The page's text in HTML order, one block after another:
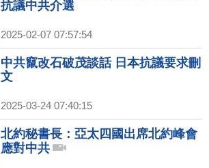
抗議中共介選
2025-02-07 07:57:54
中共竄改石破茂談話 日本抗議要求刪
文
2025-03-24 07:40:15
北約秘書長：亞太四國出席北約峰會
應對中共